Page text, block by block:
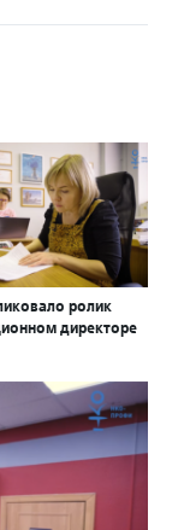
ролик
директоре